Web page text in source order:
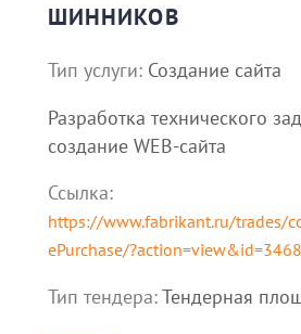
ШИННИКОВ
Тип услуги: Создание сайта
Разработка технического
создание WEB-сайта
Ссылка:
https://www.fabrikant.ru/trades/
ePurchase/
Тип тендера:Тендерная